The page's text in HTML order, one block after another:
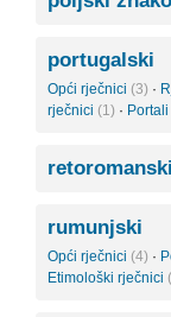
portugalski
Opći rječnici (3) ·
rječnici (1) ·
retoromanski
rumunjski
Opći rječnici (4) ·
Etimološki rječnici